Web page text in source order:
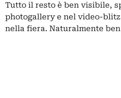
Tutto il resto è ben visibile,
photogallery e nel video-
nella fiera. Naturalmente